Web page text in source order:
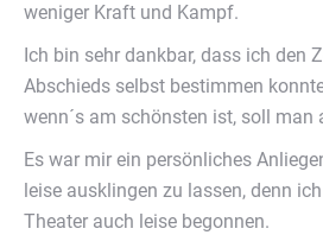
weniger Kraft und Kampf.
Ich bin sehr dankbar, dass ich den
Abschieds selbst bestimmen
wenn´s am schönsten ist, soll man
Es war mir ein persönliches
leise ausklingen zu lassen, denn
Theater auch leise begonnen.